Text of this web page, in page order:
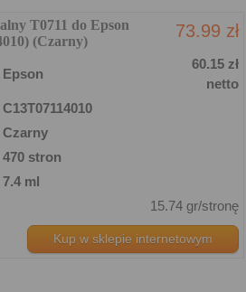
T0711 do Epson
(Czarny)
73.99 zł
Epson
60.15 zł
netto
C13T07114010
Czarny
470 stron
7.4 ml
15.74 gr/stronę
Kup w sklepie internetowym